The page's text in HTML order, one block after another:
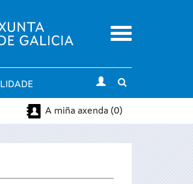
Menu
search
A miña axenda (0)